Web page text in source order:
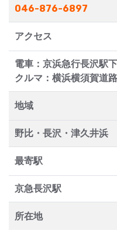
046-876-6897
アクセス
電車：京浜急行長沢駅
クルマ：横浜横須賀道
地域
野比・長沢・津久井浜
最寄駅
京急長沢駅
所在地